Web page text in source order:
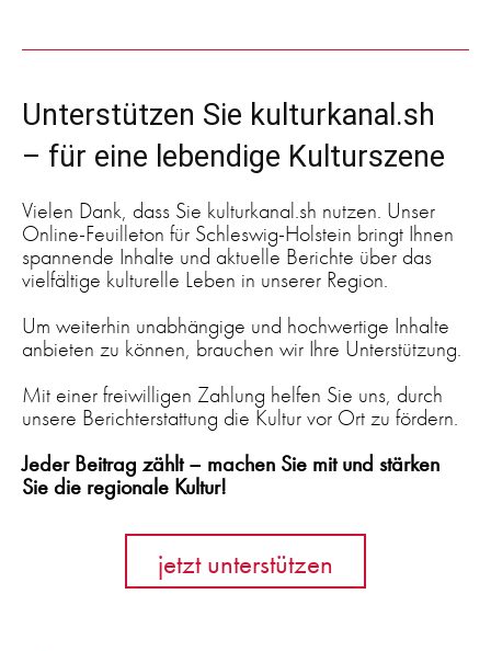
Unterstützen Sie kulturkanal.sh
– für eine lebendige Kulturszene
Vielen Dank, dass Sie kulturkanal.sh nutzen. Unser
Online-Feuilleton für Schleswig-Holstein bringt Ihnen
spannende Inhalte und aktuelle Berichte über das
vielfältige kulturelle Leben in unserer Region.
Um weiterhin unabhängige und hochwertige Inhalte
anbieten zu können, brauchen wir Ihre Unterstützung.
Mit einer freiwilligen Zahlung helfen Sie uns, durch
unsere Berichterstattung die Kultur vor Ort zu fördern.
Jeder Beitrag zählt – machen Sie mit und stärken
Sie die regionale Kultur!
jetzt unterstützen